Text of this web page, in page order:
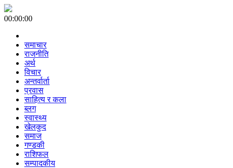
00:00:00
समाचार
राजनीति
अर्थ
विचार
अन्तर्वार्ता
प्रवास
साहित्य र कला
ब्लग
स्वास्थ्य
खेलकुद
समाज
गण्डकी
राशिफल
सम्पादकीय